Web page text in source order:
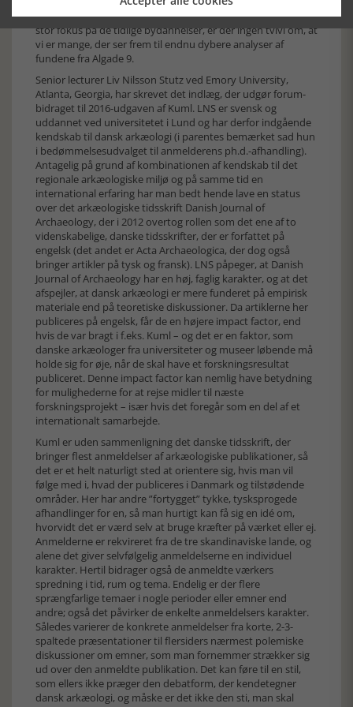
genstandsmateriale. I disse år, hvor danske arkæologer har
stor fokus på de tidlige bydannelser, er der ingen tvivl om, at
vi er mange, der ser frem til endnu dybere analyser af
fundene fra Algade 9.
Senior lecturer Liv Nilsson Stutz ved Emory University,
Atlanta, Georgia, har skrevet det indlæg, der udgør forum-
bidraget til 2016-udgaven af Kuml. LNS er svensk og
uddannet ved universitetet i Lund og har derfor indgående
kendskab til dansk arkæologi (i parentes bemærket sad hun
i bedømmelsesudvalget til anmelderens ph.d.-afhandling).
Antagelig på grund af kombinationen af kendskab til det
regionale arkæologiske miljø og på samme tid en
international erfaring har man bedt hende lave en status
over det arkæologiske tidsskrift Danish Journal of
Archaeology, der i 2012 overtog rollen som det ene af to
videnskabelige, danske tidsskrifter, der er forfattet på
engelsk (det andet er Acta Archaeologica, der dog også
bringer artikler på tysk og fransk). LNS påpeger, at Danish
Journal of Archaeology har en høj, faglig karakter, og at det
afspejler, at dansk arkæologi er mere funderet på empirisk
materiale end på teoretiske diskussioner. Da artiklerne her
publiceres på engelsk, får de en højere impact factor, end
hvis de var bragt i f.eks. Kuml – og det er en faktor, som
danske arkæologer fra universiteter og museer løbende må
holde sig for øje, når de skal have et forskningsresultat
publiceret. Denne impact factor kan nemlig have betydning
for mulighederne for at rejse midler til næste
forskningsprojekt – især hvis det foregår som en del af et
internationalt samarbejde.
Kuml er uden sammenligning det danske tidsskrift, der
bringer flest anmeldelser af arkæologiske publikationer, så
det er et helt naturligt sted at orientere sig, hvis man vil
følge med i, hvad der publiceres i Danmark og tilstødende
områder. Her har andre ”fortygget” tykke, tysksprogede
afhandlinger for en, så man hurtigt kan få sig en idé om,
hvorvidt det er værd selv at bruge kræfter på værket eller ej.
Anmelderne er rekvireret fra de tre skandinaviske lande, og
alene det giver selvfølgelig anmeldelserne en individuel
karakter. Hertil bidrager også de anmeldte værkers
spredning i tid, rum og tema. Endelig er der flere
sprængfarlige temaer i nogle perioder eller emner end
andre; også det påvirker de enkelte anmeldelsers karakter.
Således varierer de konkrete anmeldelser fra korte, 2-3-
spaltede præsentationer til flersiders nærmest polemiske
diskussioner om emner, som man fornemmer strækker sig
ud over den anmeldte publikation. Det kan føre til en stil,
som ellers ikke præger den debatform, der kendetegner
dansk arkæologi, og måske er det ikke den sti, man skal